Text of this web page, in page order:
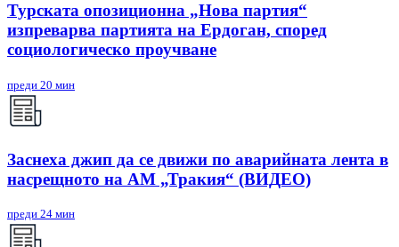
Турската опозиционна „Нова партия“
изпреварва партията на Ердоган, според
социологическо проучване
преди 20 мин
Заснеха джип да се движи по аварийната лента в
насрещното на АМ „Тракия“ (ВИДЕО)
преди 24 мин